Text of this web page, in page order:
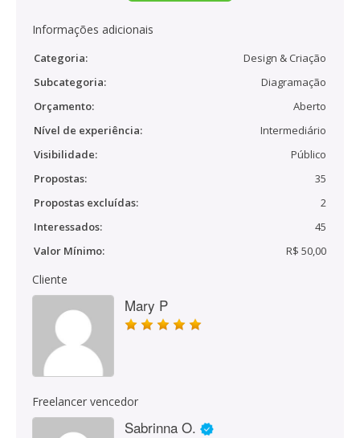
Informações adicionais
Categoria:
Design & Criação
Subcategoria:
Diagramação
Orçamento:
Aberto
Nível de experiência:
Intermediário
Visibilidade:
Público
Propostas:
35
Propostas excluídas:
2
Interessados:
45
Valor Mínimo:
R$ 50,00
Cliente
Mary P
Freelancer vencedor
Sabrinna O.